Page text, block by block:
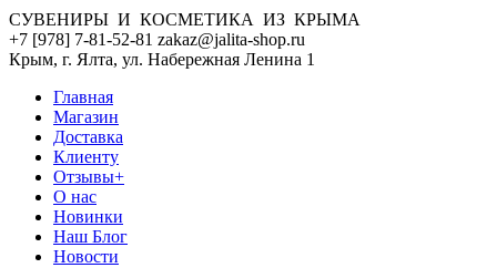
СУВЕНИРЫ И КОСМЕТИКА ИЗ КРЫМА
+7 [978] 7-81-52-81 zakaz@jalita-shop.ru
Крым, г. Ялта, ул. Набережная Ленина 1
Главная
Магазин
Доставка
Клиенту
Отзывы+
О нас
Новинки
Наш Блог
Новости